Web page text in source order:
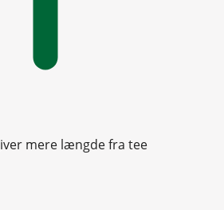
mere længde fra tee